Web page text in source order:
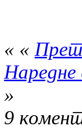
« «
Наредне
»
9